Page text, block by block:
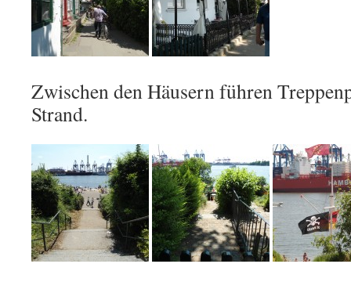
Zwischen den Häusern führen
Strand.